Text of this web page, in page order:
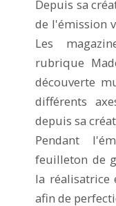
Depuis sa
de l'émission
Les
rubrique
découverte
différents
depuis sa
Pendant
feuilleton de
la réalisatrice
afin de